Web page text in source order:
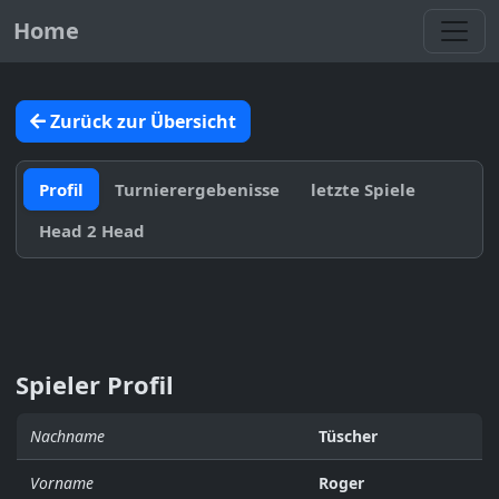
Home
Zurück zur Übersicht
Profil Turnierergebenisse
letzte Spiele
Head 2 Head
Spieler Profil
Nachname Tüscher
Vorname Roger